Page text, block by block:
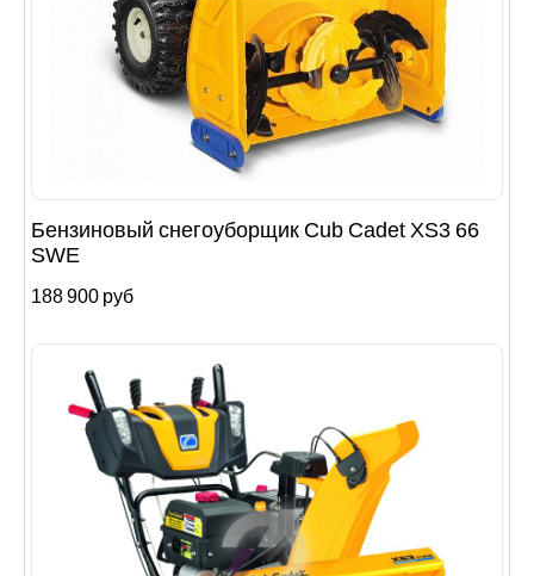
Бензиновый снегоуборщик Cub Cadet XS3 66
SWE
188 900 руб